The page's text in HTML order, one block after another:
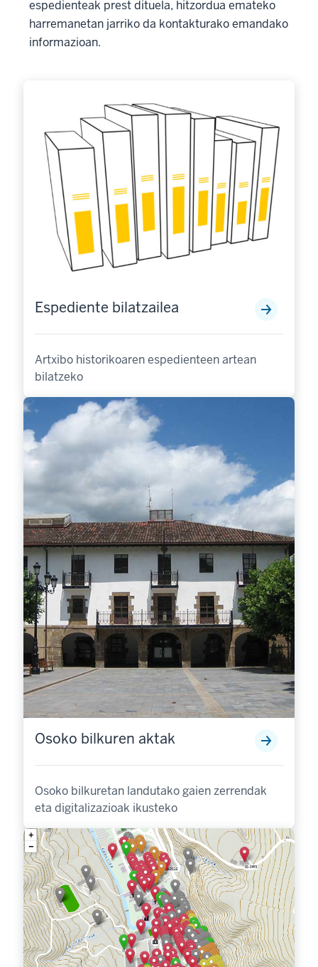
espedienteak prest dituela, hitzordua emateko
harremanetan jarriko da kontakturako emandako
informazioan.
Espediente bilatzailea
Artxibo historikoaren espedienteen artean
bilatzeko
Osoko bilkuren aktak
Osoko bilkuretan landutako gaien zerrendak
eta digitalizazioak ikusteko